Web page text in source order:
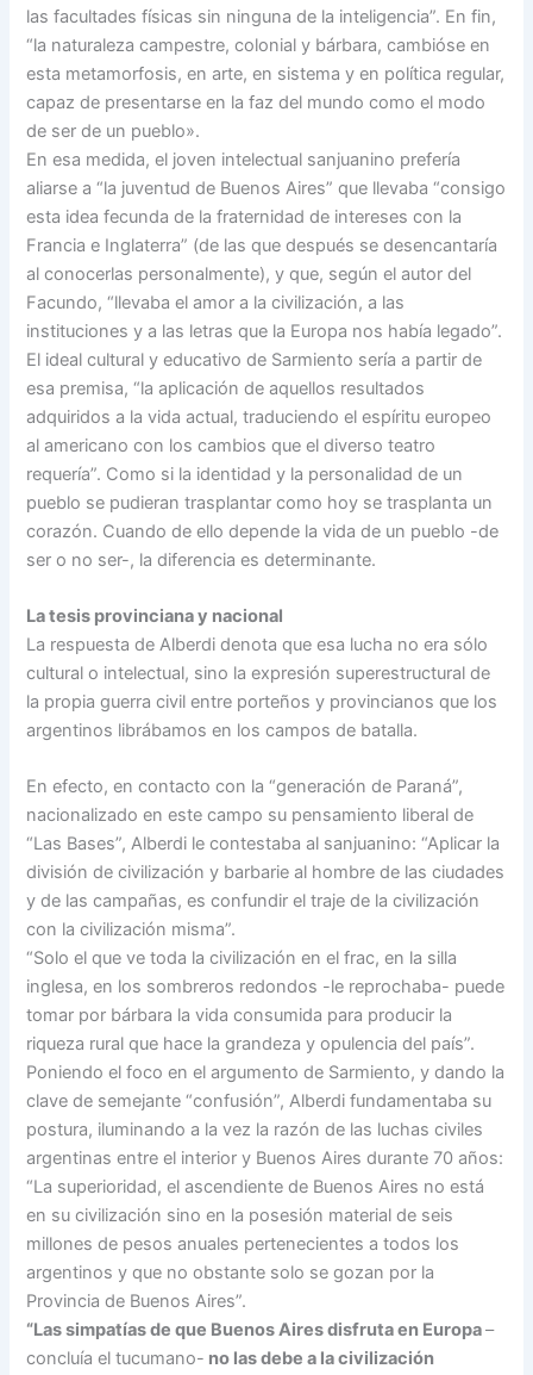
las facultades físicas sin ninguna de la inteligencia”. En fin,
“la naturaleza campestre, colonial y bárbara, cambióse en
esta metamorfosis, en arte, en sistema y en política regular,
capaz de presentarse en la faz del mundo como el modo
de ser de un pueblo».
En esa medida, el joven intelectual sanjuanino prefería
aliarse a “la juventud de Buenos Aires” que llevaba “consigo
esta idea fecunda de la fraternidad de intereses con la
Francia e Inglaterra” (de las que después se desencantaría
al conocerlas personalmente), y que, según el autor del
Facundo, “llevaba el amor a la civilización, a las
instituciones y a las letras que la Europa nos había legado”.
El ideal cultural y educativo de Sarmiento sería a partir de
esa premisa, “la aplicación de aquellos resultados
adquiridos a la vida actual, traduciendo el espíritu europeo
al americano con los cambios que el diverso teatro
requería”. Como si la identidad y la personalidad de un
pueblo se pudieran trasplantar como hoy se trasplanta un
corazón. Cuando de ello depende la vida de un pueblo -de
ser o no ser-, la diferencia es determinante.
La tesis provinciana y nacional
La respuesta de Alberdi denota que esa lucha no era sólo
cultural o intelectual, sino la expresión superestructural de
la propia guerra civil entre porteños y provincianos que los
argentinos librábamos en los campos de batalla.
En efecto, en contacto con la “generación de Paraná”,
nacionalizado en este campo su pensamiento liberal de
“Las Bases”, Alberdi le contestaba al sanjuanino: “Aplicar la
división de civilización y barbarie al hombre de las ciudades
y de las campañas, es confundir el traje de la civilización
con la civilización misma”.
“Solo el que ve toda la civilización en el frac, en la silla
inglesa, en los sombreros redondos -le reprochaba- puede
tomar por bárbara la vida consumida para producir la
riqueza rural que hace la grandeza y opulencia del país”.
Poniendo el foco en el argumento de Sarmiento, y dando la
clave de semejante “confusión”, Alberdi fundamentaba su
postura, iluminando a la vez la razón de las luchas civiles
argentinas entre el interior y Buenos Aires durante 70 años:
“La superioridad, el ascendiente de Buenos Aires no está
en su civilización sino en la posesión material de seis
millones de pesos anuales pertenecientes a todos los
argentinos y que no obstante solo se gozan por la
Provincia de Buenos Aires”.
“Las simpatías de que Buenos Aires disfruta en Europa–
concluía el tucumano- no las debe a la civilización